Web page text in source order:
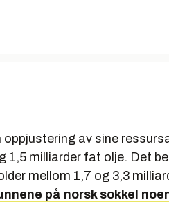
av sine
1,5 milliarder fat olje. Det
mellom 1,7 og 3,3
på norsk sokkel